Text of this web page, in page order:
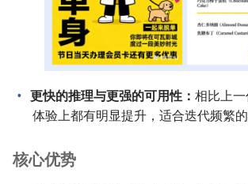
更快的推理与更强的可用性： 相比上
体验上都有明显提升，适合迭代频繁的
核心优势